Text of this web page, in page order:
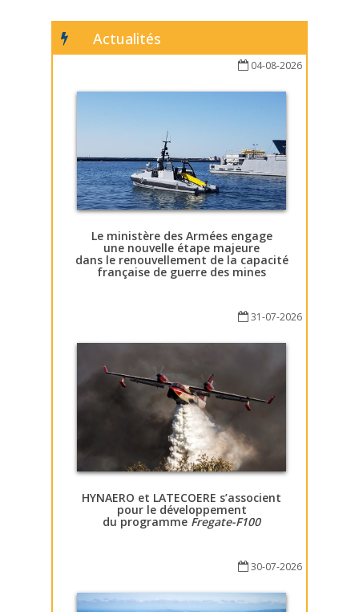
Actualités
04-08-2026
Le ministère des Armées engage
une nouvelle étape majeure
dans le renouvellement de la capacité
française de guerre des mines
31-07-2026
HYNAERO et LATECOERE s’associent
pour le développement
du programme Fregate-F100
30-07-2026